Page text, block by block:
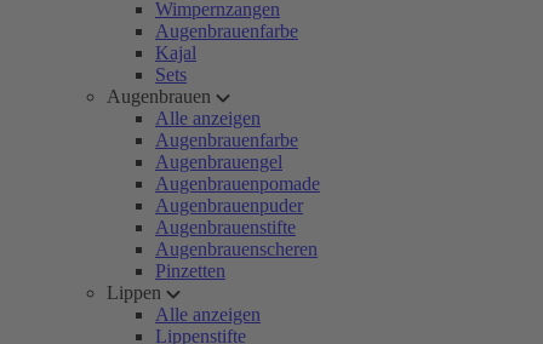
Wimpernzangen
Augenbrauenfarbe
Kajal
Sets
Augenbrauen
Alle anzeigen
Augenbrauenfarbe
Augenbrauengel
Augenbrauenpomade
Augenbrauenpuder
Augenbrauenstifte
Augenbrauenscheren
Pinzetten
Lippen
Alle anzeigen
Lippenstifte